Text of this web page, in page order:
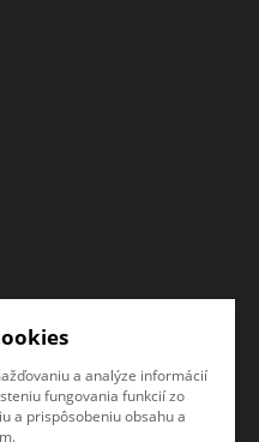
a analýze informácií
fungovania funkcií zo
a prispôsobeniu obsahu a